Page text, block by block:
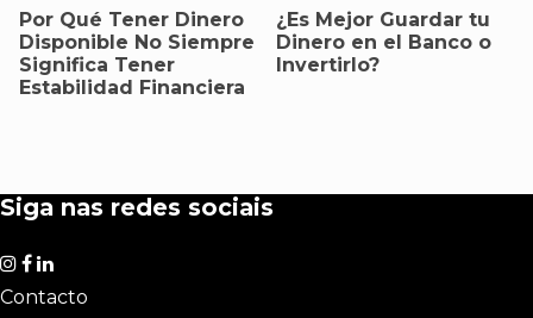
Por Qué Tener Dinero
Disponible No Siempre
Significa Tener
Estabilidad Financiera
¿Es Mejor Guardar tu
Dinero en el Banco o
Invertirlo?
Siga nas redes sociais
Contacto